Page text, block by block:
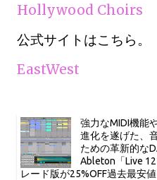
Hollywood Choirs
公式サイトはこちら。
EastWest
強力なMIDI機能
進化を遂げた、
ための革新的な
Ableton「Live
レード版が25%OFF過去最安値